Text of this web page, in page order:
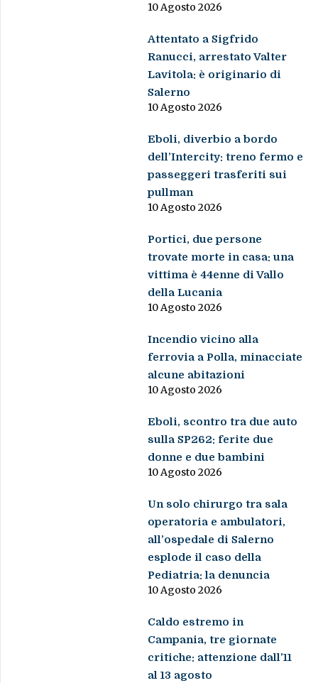
10 Agosto 2026
Attentato a Sigfrido
Ranucci, arrestato Valter
Lavitola: è originario di
Salerno
10 Agosto 2026
Eboli, diverbio a bordo
dell’Intercity: treno fermo e
passeggeri trasferiti sui
pullman
10 Agosto 2026
Portici, due persone
trovate morte in casa: una
vittima è 44enne di Vallo
della Lucania
10 Agosto 2026
Incendio vicino alla
ferrovia a Polla, minacciate
alcune abitazioni
10 Agosto 2026
Eboli, scontro tra due auto
sulla SP262: ferite due
donne e due bambini
10 Agosto 2026
Un solo chirurgo tra sala
operatoria e ambulatori,
all’ospedale di Salerno
esplode il caso della
Pediatria: la denuncia
10 Agosto 2026
Caldo estremo in
Campania, tre giornate
critiche: attenzione dall’11
al 13 agosto